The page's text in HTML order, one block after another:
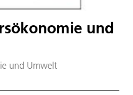
und
und Umwelt